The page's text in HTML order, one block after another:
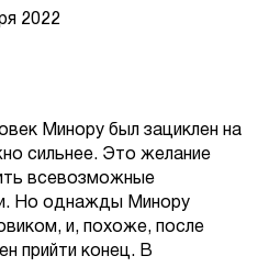
2022
Минору был зациклен на
сильнее. Это желание
всевозможные
Но однажды Минору
и, похоже, после
прийти конец. В